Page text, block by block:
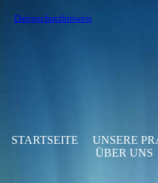
Datenschutzhinweis
STARTSEITE UNSERE
ÜBER UNS